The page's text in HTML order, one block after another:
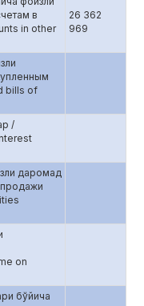
в
in other
26 362
969
bills of
/
даромад
on
бўйича